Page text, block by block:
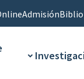
Admisión